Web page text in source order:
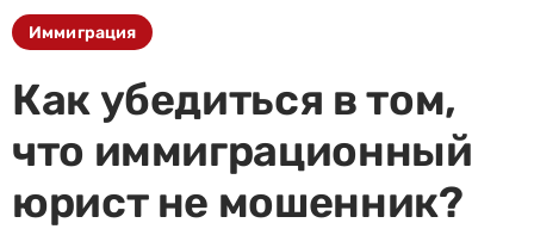
Иммиграция
Как убедиться в том,
что иммиграционный
юрист не мошенник?